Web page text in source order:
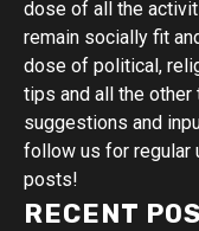
dose of all the
remain socially fit
dose of political,
tips and all the
suggestions and
follow us for regular
posts!
RECENT